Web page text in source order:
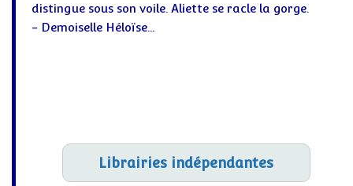
distingue sous son voile. Aliette se racle la gorge.
- Demoiselle Héloïse...
Librairies indépendantes